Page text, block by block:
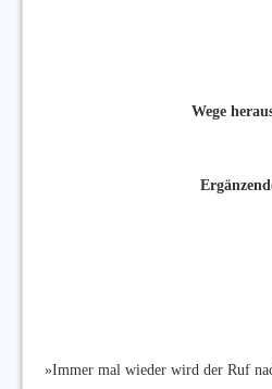
Wege
»Immer mal wieder wird der Ruf